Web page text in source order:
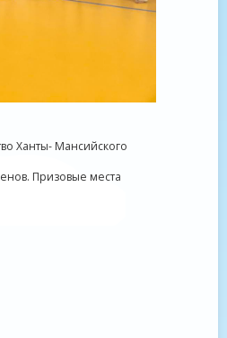
Ханты- Мансийского
Призовые места